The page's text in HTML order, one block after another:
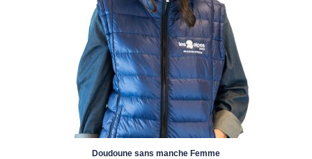
Doudoune sans manche Femme